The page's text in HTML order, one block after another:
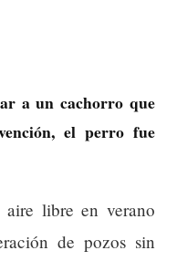
a un cachorro que
el perro fue
libre en verano
de pozos sin